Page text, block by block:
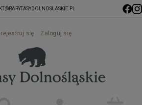
się Zaloguj się